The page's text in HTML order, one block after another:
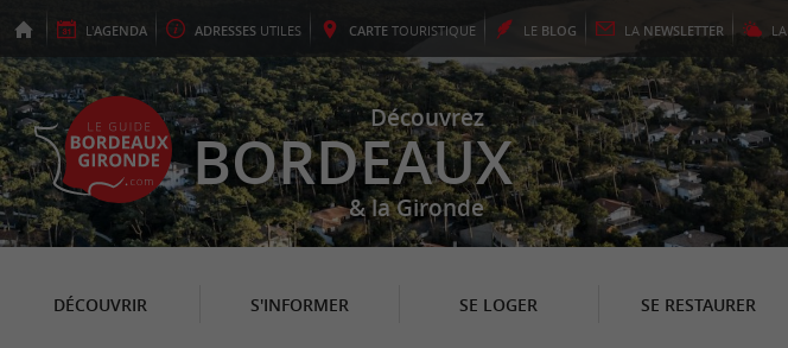
L'AGENDA ADRESSES UTILES CARTE TOURISTIQUE LE BLOG LA NEWSLETTER LA
Découvrez
BORDEAUX
& la Gironde
DÉCOUVRIR S'INFORMER SE LOGER SE RESTAURER